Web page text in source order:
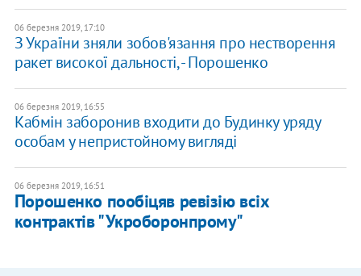
06 березня 2019, 17:10
З України зняли зобов'язання про нестворення
ракет високої дальності, - Порошенко
06 березня 2019, 16:55
Кабмін заборонив входити до Будинку уряду
особам у непристойному вигляді
06 березня 2019, 16:51
Порошенко пообіцяв ревізію всіх
контрактів "Укроборонпрому"